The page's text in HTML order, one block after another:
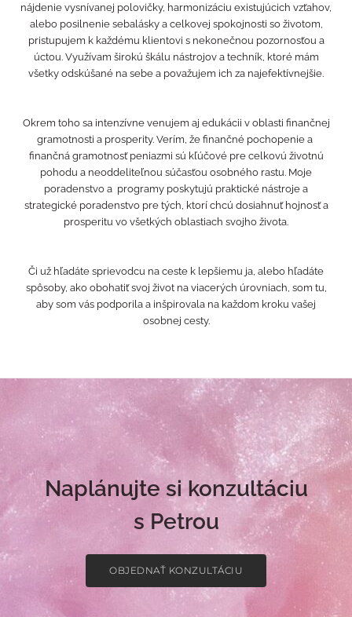
nájdenie vysnívanej polovičky, harmonizáciu existujúcich vzťahov,
alebo posilnenie sebalásky a celkovej spokojnosti so životom,
pristupujem k každému klientovi s nekonečnou pozornosťou a
úctou. Využívam širokú škálu nástrojov a techník, ktoré mám
všetky odskúšané na sebe a považujem ich za najefektívnejšie.
Okrem toho sa intenzívne venujem aj edukácii v oblasti finančnej
gramotnosti a prosperity. Verím, že finančné pochopenie a
finančná gramotnosť peniazmi sú kľúčové pre celkovú životnú
pohodu a neoddeliteľnou súčasťou osobného rastu. Moje
poradenstvo a programy poskytujú praktické nástroje a
strategické poradenstvo pre tých, ktorí chcú dosiahnuť hojnosť a
prosperitu vo všetkých oblastiach svojho života.
Či už hľadáte sprievodcu na ceste k lepšiemu ja, alebo hľadáte
spôsoby, ako obohatiť svoj život na viacerých úrovniach, som tu,
aby som vás podporila a inšpirovala na každom kroku vašej
osobnej cesty.
Naplánujte si konzultáciu
s Petrou
OBJEDNAŤ KONZULTÁCIU